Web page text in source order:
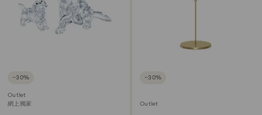
−30%
Outlet
網上獨家
−30%
Outlet